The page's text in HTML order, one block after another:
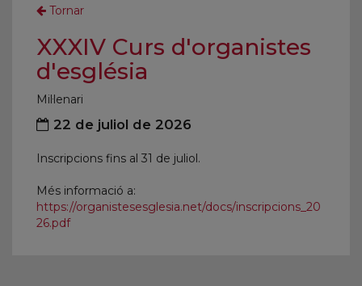
Tornar
XXXIV Curs d'organistes
d'església
Mil·lenari
22 de juliol de 2026
Inscripcions fins al 31 de juliol.
Més informació a:
https://organistesesglesia.net/docs/inscripcions_20
26.pdf